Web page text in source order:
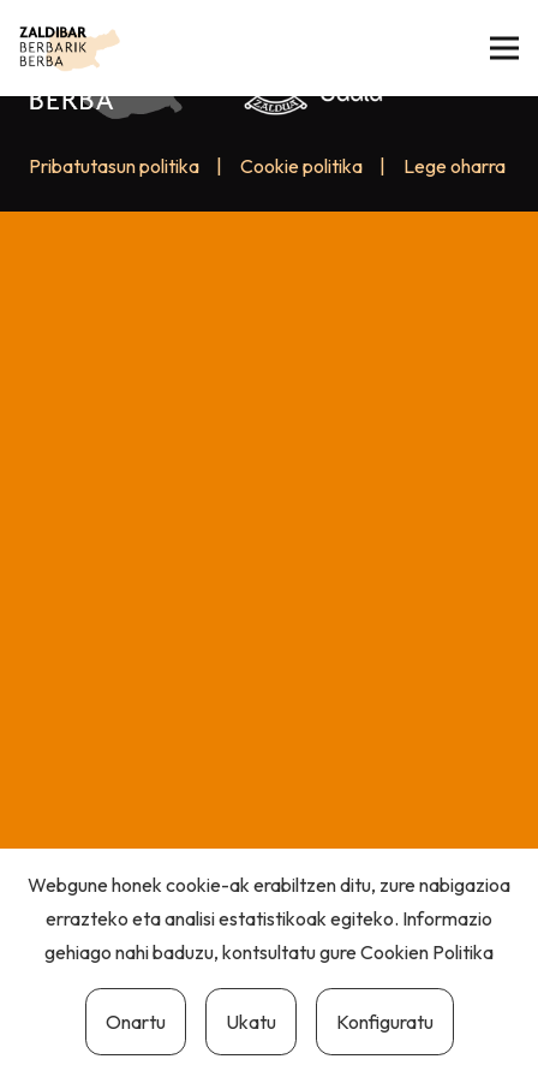
Pribatutasun politika Cookie politika Lege oharra
Webgune honek cookie-ak erabiltzen ditu, zure nabigazioa
errazteko eta analisi estatistikoak egiteko. Informazio
gehiago nahi baduzu, kontsultatu gureCookien Politika
Onartu Ukatu Konfiguratu